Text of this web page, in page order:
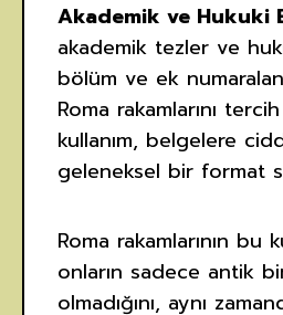
Akademik ve Hukuki
akademik tezler ve
bölüm ve ek
Roma rakamlarını
kullanım, belgelere
geleneksel bir format
Roma rakamlarının bu
onların sadece antik
olmadığını, aynı